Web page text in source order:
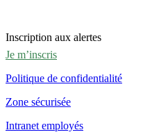
Inscription aux alertes
Je m’inscris
Politique de confidentialité
Zone sécurisée
Intranet employés